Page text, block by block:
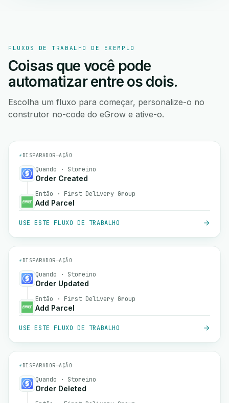
FLUXOS DE TRABALHO DE EXEMPLO
Coisas que você pode
automatizar entre os dois.
Escolha um fluxo para começar, personalize-o no
construtor no-code do eGrow e ative-o.
⚡ DISPARADOR→AÇÃO
Quando · Storeino
Order Created
Então · First Delivery Group
Add Parcel
USE ESTE FLUXO DE TRABALHO
⚡ DISPARADOR→AÇÃO
Quando · Storeino
Order Updated
Então · First Delivery Group
Add Parcel
USE ESTE FLUXO DE TRABALHO
⚡ DISPARADOR→AÇÃO
Quando · Storeino
Order Deleted